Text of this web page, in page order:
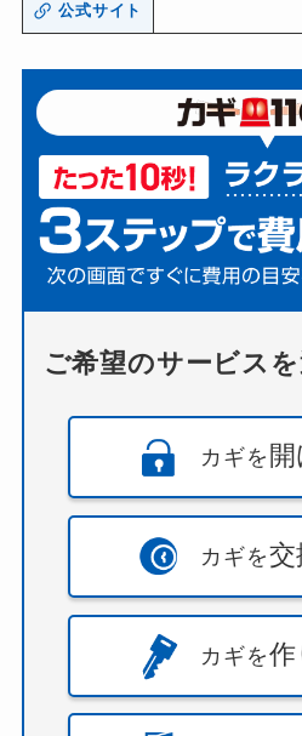
公式サイト
ご希望のサービス
カギを
カギを
カギを